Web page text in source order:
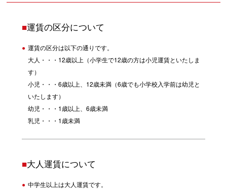
■運賃の区分について
運賃の区分は以下の通りです。
大人・・・12歳以上（小学生で12歳の方は小児運賃といたしま
す）
小児・・・6歳以上、12歳未満（6歳でも小学校入学前は幼児と
いたします）
幼児・・・1歳以上、6歳未満
乳児・・・1歳未満
■大人運賃について
中学生以上は大人運賃です。